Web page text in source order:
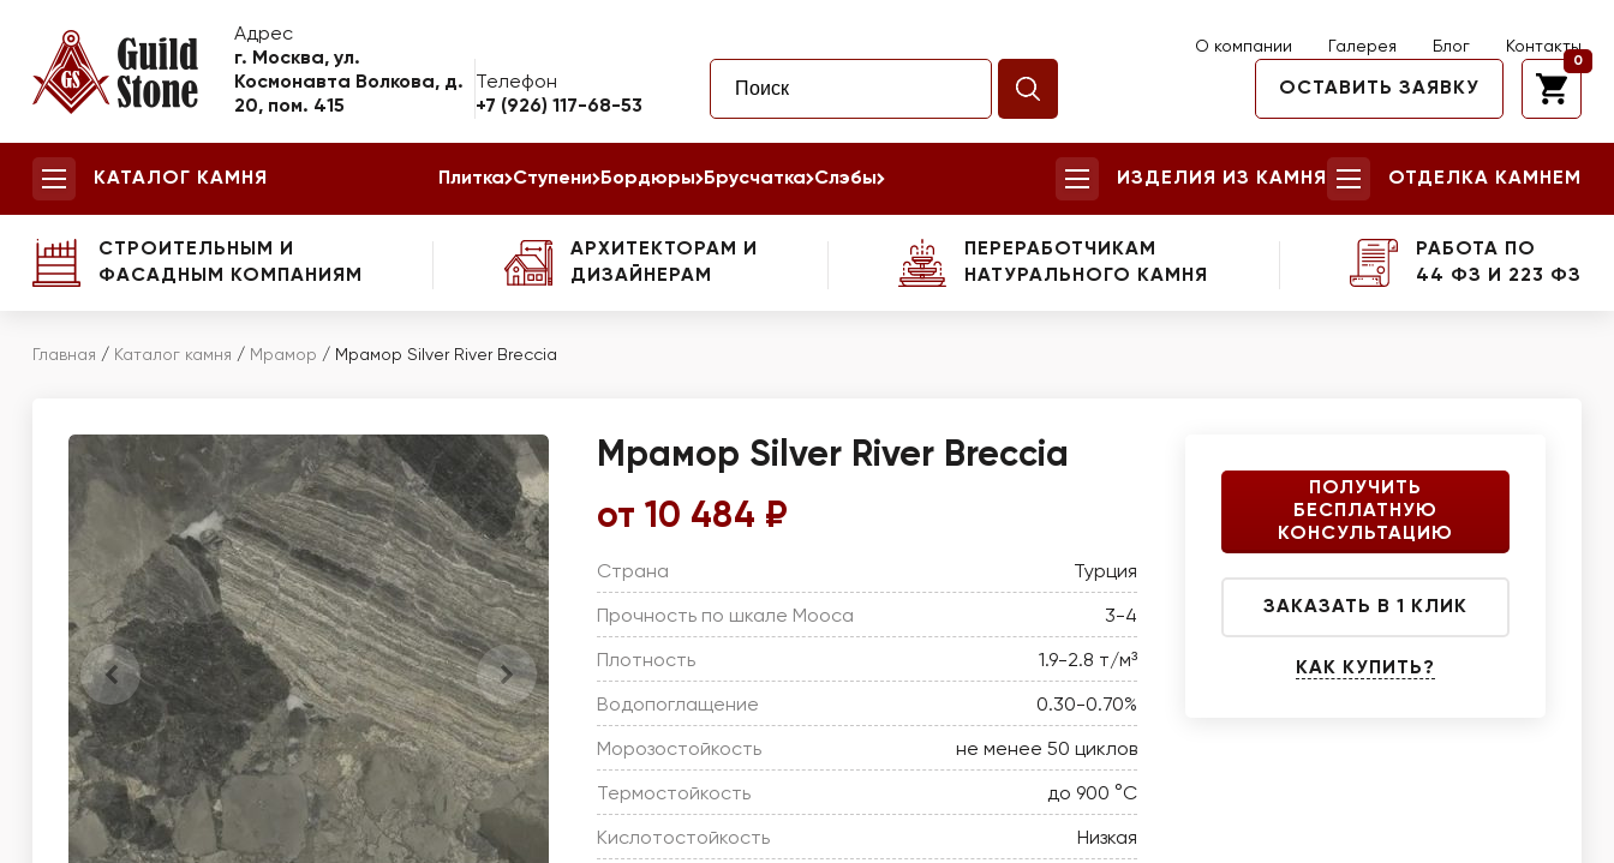
Адрес
г. Москва, ул.
Космонавта Волкова, д.
20, пом. 415
Телефон
+7 (926) 117-68-53
О компании Галерея Блог Контакты
ОСТАВИТЬ ЗАЯВКУ
0
КАТАЛОГ КАМНЯ Плитка Ступени Бордюры Брусчатка Слэбы ИЗДЕЛИЯ ИЗ КАМНЯ ОТДЕЛКА КАМНЕМ
СТРОИТЕЛЬНЫМ И
ФАСАДНЫМ КОМПАНИЯМ
АРХИТЕКТОРАМ И
ДИЗАЙНЕРАМ
ПЕРЕРАБОТЧИКАМ
НАТУРАЛЬНОГО КАМНЯ
РАБОТА ПО
44 ФЗ И 223 ФЗ
Главная / Каталог камня / Мрамор / Мрамор Silver River Breccia
Мрамор Silver River Breccia
от 10 484 ₽
Страна Турция
Прочность по шкале Мооса 3-4
Плотность 1.9-2.8 т/м³
Водопоглащение 0.30-0.70%
Морозостойкость не менее 50 циклов
Термостойкость до 900 °C
Кислотостойкость Низкая
ПОЛУЧИТЬ
БЕСПЛАТНУЮ
КОНСУЛЬТАЦИЮ
ЗАКАЗАТЬ В 1 КЛИК
КАК КУПИТЬ?